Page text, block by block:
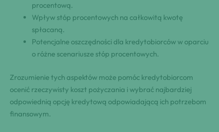
procentową.
Wpływ stóp procentowych na całkowitą kwotę
spłacaną.
Potencjalne oszczędności dla kredytobiorców w oparciu
o różne scenariusze stóp procentowych.
Zrozumienie tych aspektów może pomóc kredytobiorcom
ocenić rzeczywisty koszt pożyczania i wybrać najbardziej
odpowiednią opcję kredytową odpowiadającą ich potrzebom
finansowym.